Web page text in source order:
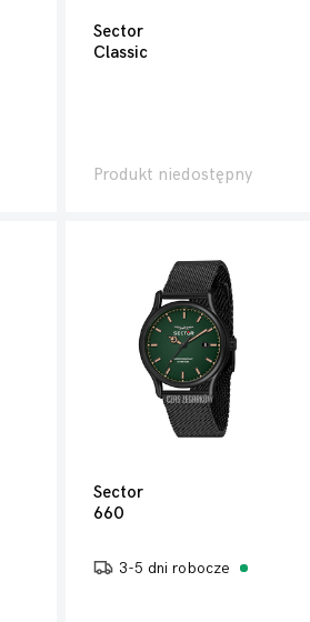
Sector
Classic
Produkt niedostępny
Sector
660
3-5 dni robocze